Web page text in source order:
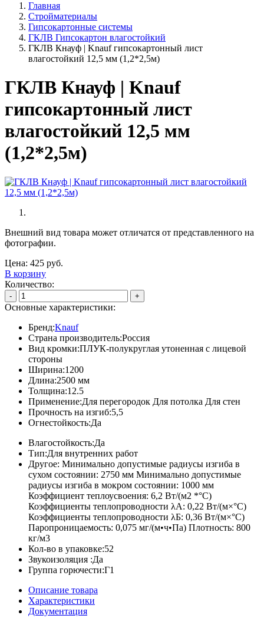
Главная
Стройматериалы
Гипсокартонные системы
ГКЛВ Гипсокартон влагостойкий
ГКЛВ Кнауф | Knauf гипсокартонный лист
влагостойкий 12,5 мм (1,2*2,5м)
ГКЛВ Кнауф | Knauf
гипсокартонный лист
влагостойкий 12,5 мм
(1,2*2,5м)
Внешний вид товара может отличатся от представленного на
фотографии.
Цена: 425 руб.
В корзину
Количество:
- +
Основные характеристики:
Бренд:Knauf
Страна производитель:Россия
Вид кромки:ПЛУК-полукруглая утоненная с лицевой
стороны
Ширина:1200
Длина:2500 мм
Толщина:12.5
Применение:Для перегородок Для потолка Для стен
Прочность на изгиб:5,5
Огнестойкость:Да
Влагостойкость:Да
Тип:Для внутренних работ
Другое: Минимально допустимые радиусы изгиба в
сухом состоянии: 2750 мм Минимально допустимые
радиусы изгиба в мокром состоянии: 1000 мм
Коэффициент теплоусвоения: 6,2 Вт/(м2 *°С)
Коэффициенты теплопроводности λА: 0,22 Вт/(м×°С)
Коэффициенты теплопроводности λБ: 0,36 Вт/(м×°С)
Паропроницаемость: 0,075 мг/(м•ч•Па) Плотность: 800
кг/м3
Кол-во в упаковке:52
Звукоизоляция :Да
Группа горючести:Г1
Описание товара
Характеристики
Документация